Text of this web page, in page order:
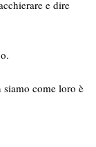
e dire
come loro è